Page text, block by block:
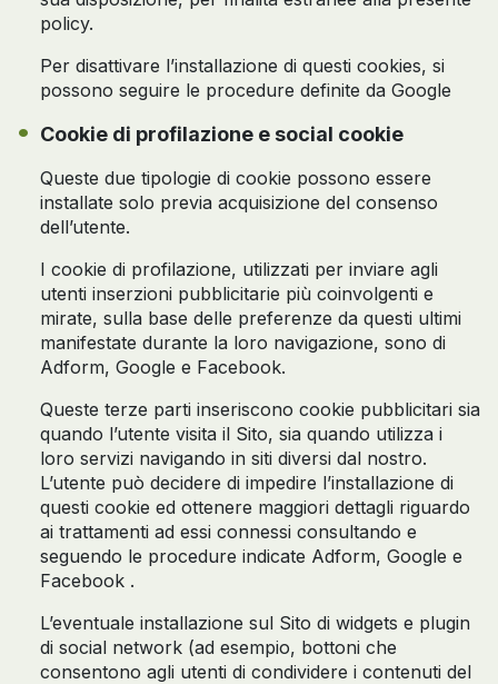
policy.
Per disattivare l’installazione di questi cookies, si
possono seguire le procedure definite da Google
Cookie di profilazione e social cookie
Queste due tipologie di cookie possono essere
installate solo previa acquisizione del consenso
dell’utente.
I cookie di profilazione, utilizzati per inviare agli
utenti inserzioni pubblicitarie più coinvolgenti e
mirate, sulla base delle preferenze da questi ultimi
manifestate durante la loro navigazione, sono di
Adform, Google e Facebook.
Queste terze parti inseriscono cookie pubblicitari sia
quando l’utente visita il Sito, sia quando utilizza i
loro servizi navigando in siti diversi dal nostro.
L’utente può decidere di impedire l’installazione di
questi cookie ed ottenere maggiori dettagli riguardo
ai trattamenti ad essi connessi consultando e
seguendo le procedure indicate Adform, Google e
Facebook .
L’eventuale installazione sul Sito di widgets e plugin
di social network (ad esempio, bottoni che
consentono agli utenti di condividere i contenuti del